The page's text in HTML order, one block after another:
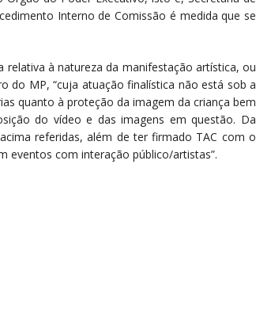
Interno de Comissão é medida que se
à natureza da manifestação artística, ou
do MP, “cuja atuação finalística não está sob a
quanto à proteção da imagem da criança bem
do vídeo e das imagens em questão. Da
referidas, além de ter firmado TAC com o
eventos com interação público/artistas”.